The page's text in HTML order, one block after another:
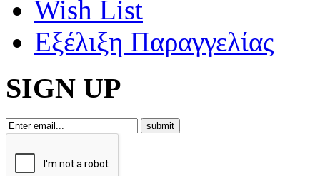
Wish List
Εξέλιξη Παραγγελίας
SIGN UP